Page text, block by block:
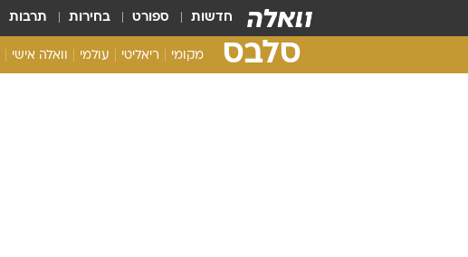
חדשות ספורט בחירות תרבות
סלבס מקומי ריאליטי עולמי וואלה אישי